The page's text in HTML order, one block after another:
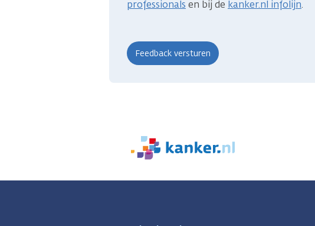
professionals en bij de kanker.nl infolijn.
We
er